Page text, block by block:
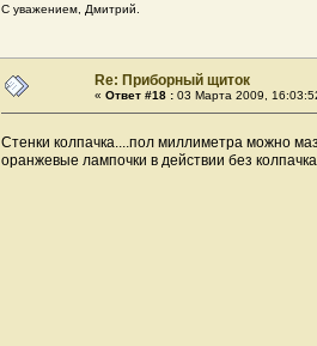
С уважением, Дмитрий.
Re: Приборный щиток
« Ответ #18 : 03 Марта 2009,
Стенки колпачка....пол миллиметра можно
оранжевые лампочки в действии без